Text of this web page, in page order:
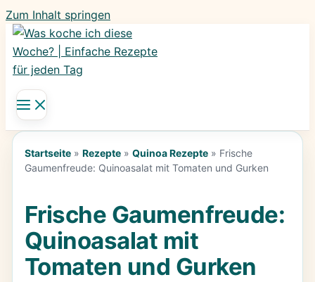
Zum Inhalt springen
Startseite» Rezepte» Quinoa Rezepte» Frische
Gaumenfreude: Quinoasalat mit Tomaten und Gurken
Frische Gaumenfreude:
Quinoasalat mit
Tomaten und Gurken